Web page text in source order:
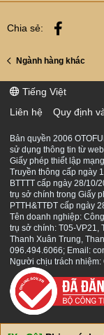
Chia sẻ:
Ngành hàng khác
Tiếng Việt
Liên hệ
Quy định
Bản quyền 2006
sử dụng thông tin từ
Giấy phép thiết lập
Truyền thông cấp ngày
BTTTT cấp ngày 28/10/
trụ sở chính trong Giấy
PTTH&TTĐT cấp ngày
Tên doanh nghiệp:
trụ sở chính: T05-VP21,
Thanh Xuân Trung,
096.494.6066; Email:
Người chịu trách